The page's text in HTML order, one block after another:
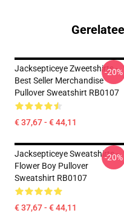
Jacksepticeye Zweetshirts -
Best Seller Merchandise
Pullover Sweatshirt RB0107
€ 37,67 - € 44,11
-20%
Jacksepticeye Sweatshirts -
Flower Boy Pullover
Sweatshirt RB0107
€ 37,67 - € 44,11
-20%